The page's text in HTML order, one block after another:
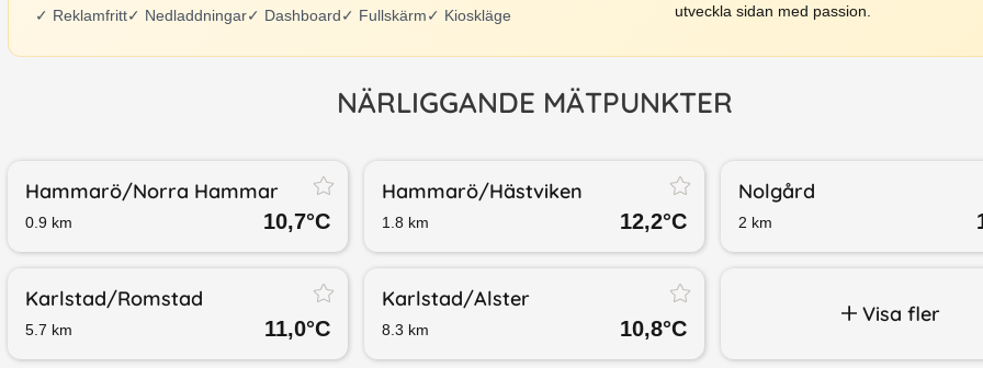
✓ Reklamfritt✓ Nedladdningar✓ Dashboard✓ Fullskärm✓ Kioskläge
utveckla sidan med passion.
NÄRLIGGANDE MÄTPUNKTER
Hammarö/​Norra Hammar
0.9 km 10,7°C
Hammarö/​Hästviken
1.8 km 12,2°C
Nolgård
2 km
Karlstad/​Romstad
5.7 km 11,0°C
Karlstad/​Alster
8.3 km 10,8°C
Visa fler